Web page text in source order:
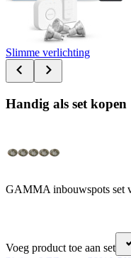
Slimme verlichting
Handig als set kopen
GAMMA inbouwspots set
Voeg product toe aan set